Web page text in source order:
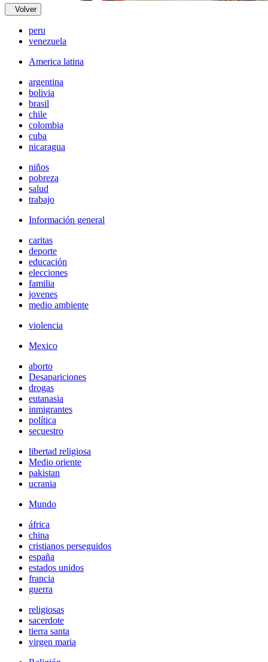
Volver
peru
venezuela
America latina
argentina
bolivia
brasil
chile
colombia
cuba
nicaragua
niños
pobreza
salud
trabajo
Información general
caritas
deporte
educación
elecciones
familia
jovenes
medio ambiente
violencia
Mexico
aborto
Desapariciones
drogas
eutanasia
inmigrantes
política
secuestro
libertad religiosa
Medio oriente
pakistan
ucrania
Mundo
áfrica
china
cristianos perseguidos
españa
estados unidos
francia
guerra
religiosas
sacerdote
tierra santa
virgen maria